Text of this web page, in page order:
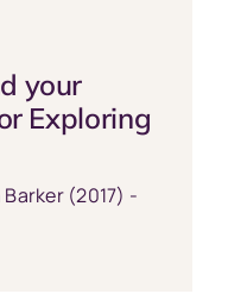
your
Exploring
(2017) -